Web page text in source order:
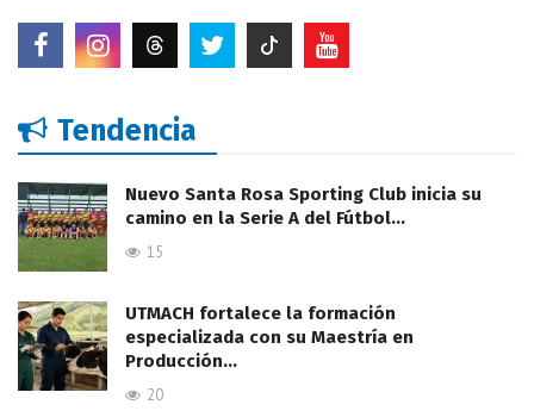
Tendencia
Nuevo Santa Rosa Sporting Club inicia su
camino en la Serie A del Fútbol…
15
UTMACH fortalece la formación
especializada con su Maestría en
Producción…
20